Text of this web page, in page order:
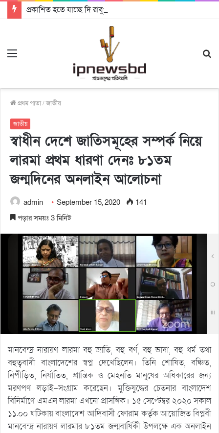
প্রকাশিত হতে যাচ্ছে দি রাবুগার নতুন গান ‘Baljanggi’
প্রথম পাতা/জাতীয়
জাতীয়
স্বাধীন দেশে জাতিসমূহের সম্পর্ক নিয়ে
লারমা প্রথম ধারণা দেনঃ ৮১তম
জন্মদিনের অনলাইন আলোচনা
admin September 15, 2020
141
পড়ার সময়ঃ 3 মিনিট
মানবেন্দ্র নারায়ণ লারমা বহু জাতি, বহু বর্ণ, বহু ভাষা, বহু ধর্ম তথা
বহুত্ববাদী বাংলাদেশের স্বপ্ন দেখেছিলেন। তিনি শোষিত, বঞ্চিত,
নিপীড়িত, নির্যাতিত, প্রান্তিক ও মেহনতি মানুষের অধিকারের জন্য
মরণপণ লড়াই-সংগ্রাম করেছেন। মুক্তিযুদ্ধের চেতনার বাংলাদেশ
বিনির্মাণে এমএন লারমা এখনো প্রাসঙ্গিক। ১৫ সেপ্টেম্বর ২০২০ সকাল
১১.০০ ঘটিকায় বাংলাদেশ আদিবাসী ফোরাম কর্তৃক আয়োজিত বিপ্লবী
মানবেন্দ্র নারায়ণ লারমার ৮১তম জন্মবার্ষিকী উপলক্ষে এক অনলাইন